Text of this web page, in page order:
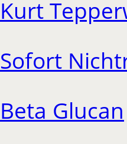
Kurt
Sofort
Beta Glucan